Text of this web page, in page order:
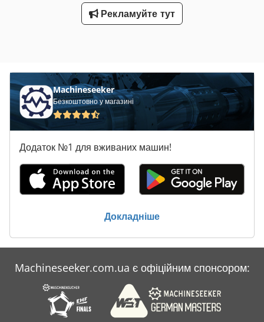
Рекламуйте тут
Machineseeker
Безкоштовно у магазині
Додаток №1 для вживаних машин!
Докладніше
Machineseeker.com.ua є офіційним спонсором: